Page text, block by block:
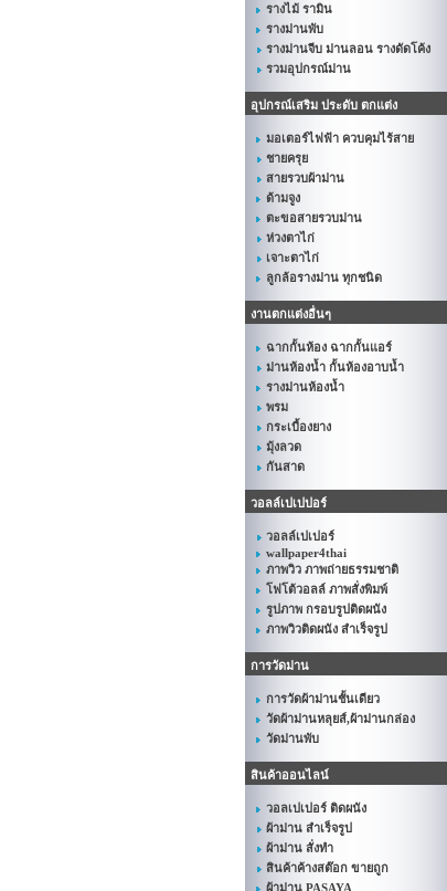
รางไม้ รามิน
รางม่านพับ
รางม่านจีบ ม่านลอน รางดัดโค้ง
รวมอุปกรณ์ม่าน
อุปกรณ์เสริม ประดับ ตกแต่ง
มอเตอร์ไฟฟ้า ควบคุมไร้สาย
ชายครุย
สายรวบผ้าม่าน
ด้ามจูง
ตะขอสายรวบม่าน
ห่วงตาไก่
เจาะตาไก่
ลูกล้อรางม่าน ทุกชนิด
งานตกแต่งอื่นๆ
ฉากกั้นห้อง ฉากกั้นแอร์
ม่านห้องน้ำ กั้นห้องอาบน้ำ
รางม่านห้องน้ำ
พรม
กระเบื้องยาง
มุ้งลวด
กันสาด
วอลล์เปเปปอร์
วอลล์เปเปอร์
wallpaper4thai
ภาพวิว ภาพถ่ายธรรมชาติ
โฟโต้วอลล์ ภาพสั่งพิมพ์
รูปภาพ กรอบรูปติดผนัง
ภาพวิวติดผนัง สำเร็จรูป
การวัดม่าน
การวัดผ้าม่านชั้นเดียว
วัดผ้าม่านหลุยส์,ผ้าม่านกล่อง
วัดม่านพับ
สินค้าออนไลน์
วอลเปเปอร์ ติดผนัง
ผ้าม่าน สำเร็จรูป
ผ้าม่าน สั่งทำ
สินค้าค้างสต๊อก ขายถูก
ผ้าม่าน PASAYA